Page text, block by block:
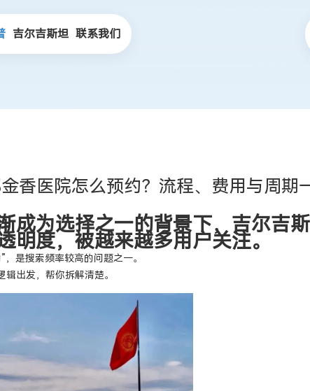
吉尔吉斯坦 联系我们
香医院怎么预约？流程、费用与周期
成为选择之一的背景下，吉尔吉斯
明度，被越来越多用户关注。
是搜索频率较高的问题之一。
出发，帮你拆解清楚。